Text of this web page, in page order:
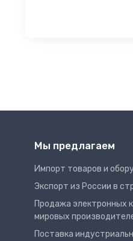
Мы предлагаем
Импорт товаров и
Экспорт из России в
Продажа электронных
мировых
Поставка